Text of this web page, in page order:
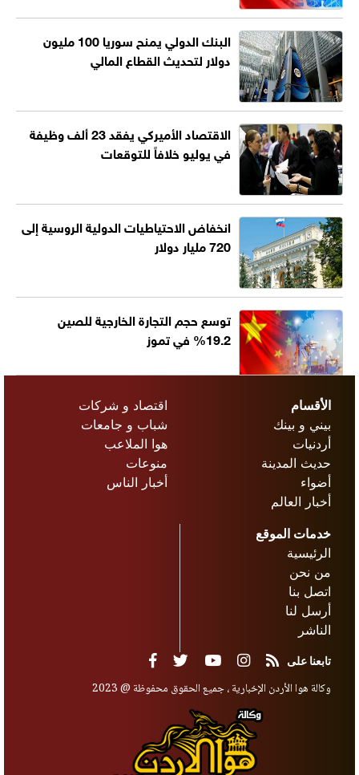
البنك الدولي يمنح سوريا 100 مليون
دولار لتحديث القطاع المالي
الاقتصاد الأميركي يفقد 23 ألف وظيفة
في يوليو خلافاً للتوقعات
انخفاض الاحتياطيات الدولية الروسية إلى
720 مليار دولار
توسع حجم التجارة الخارجية للصين
19.2% في تموز
الأقسام
بيني و بينك
أردنيات
حديث المدينة
أضواء
أخبار العالم
اقتصاد و شركات
شباب و جامعات
هوا الملاعب
منوعات
أخبار الناس
خدمات الموقع
الرئيسية
من نحن
اتصل بنا
أرسل لنا
الناشر
تابعنا على
وكالة هوا الأردن الإخبارية ، جميع الحقوق محفوظة @ 2023